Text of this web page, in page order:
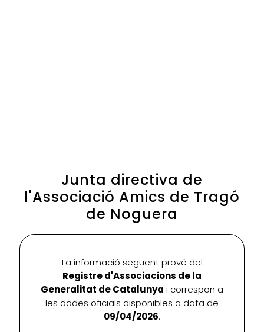
Junta directiva de
l'Associació Amics de Tragó
de Noguera
La informació següent prové del
Registre d'Associacions de la
Generalitat de Catalunya i correspon a
les dades oficials disponibles a data de
09/04/2026.